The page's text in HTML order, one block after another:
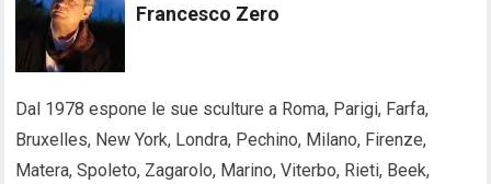
Francesco Zero
Dal 1978 espone le sue sculture a Roma, Parigi, Farfa,
Bruxelles, New York, Londra, Pechino, Milano, Firenze,
Matera, Spoleto, Zagarolo, Marino, Viterbo, Rieti, Beek,